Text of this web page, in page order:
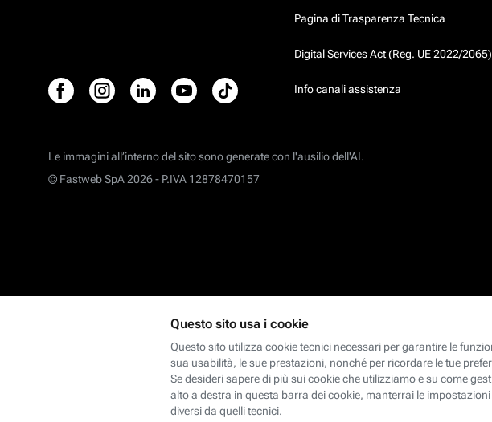
Pagina di Trasparenza Tecnica
Digital Services Act (Reg. UE 2022/2065)
Info canali assistenza
Le immagini all’interno del sito sono generate con l'ausilio dell'AI.
© Fastweb SpA 2026 - P.IVA 12878470157